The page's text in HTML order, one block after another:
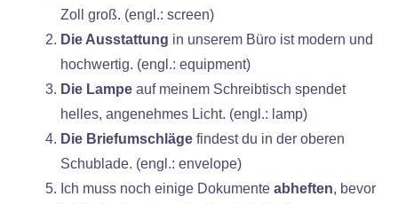
Zoll groß. (engl.: screen)
Die Ausstattung in unserem Büro ist modern und
hochwertig. (engl.: equipment)
Die Lampe auf meinem Schreibtisch spendet
helles, angenehmes Licht. (engl.: lamp)
Die Briefumschläge findest du in der oberen
Schublade. (engl.: envelope)
Ich muss noch einige Dokumente abheften, bevor